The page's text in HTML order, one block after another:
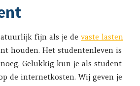
fijn als je de vaste lasten
houden. Het studentenleven is
Gelukkig kun je als student
de internetkosten. Wij geven je